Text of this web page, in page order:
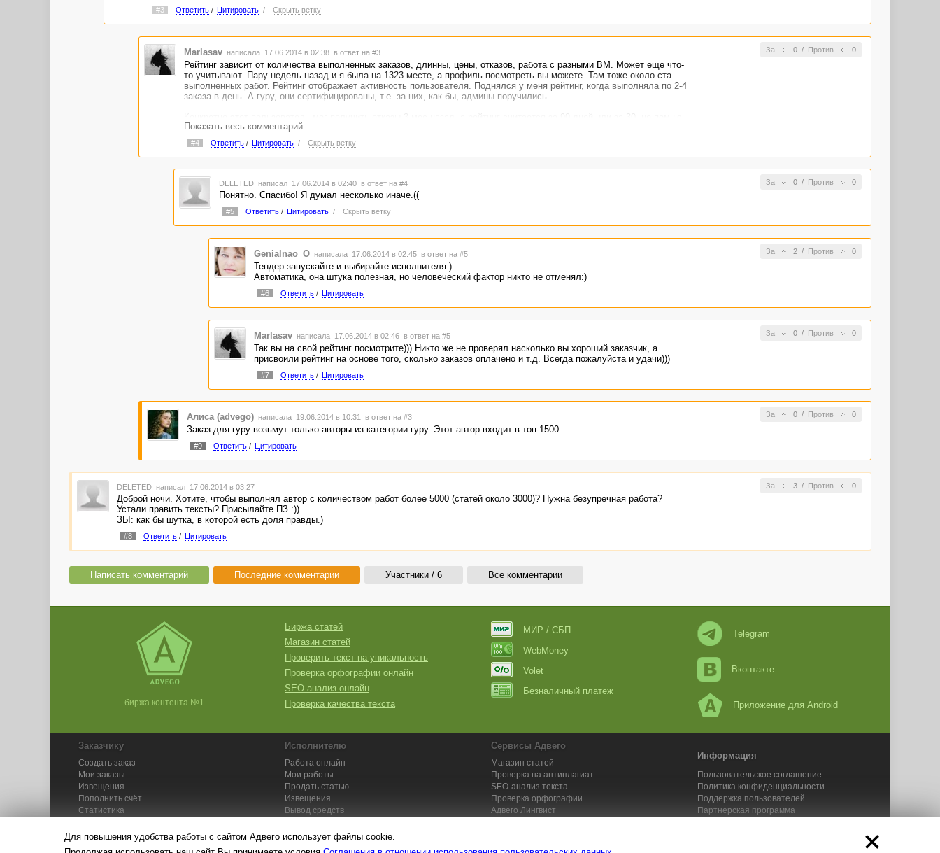
#3 Ответить/ Цитировать / Скрыть ветку
За 0/ Против 0
Marlasav написала 17.06.2014 в 02:38 в ответ на #3
Рейтинг зависит от количества выполненных заказов, длинны, цены, отказов, работа с разными ВМ. Может еще что-
то учитывают. Пару недель назад и я была на 1323 месте, а профиль посмотреть вы можете. Там тоже около ста
выполненных работ. Рейтинг отображает активность пользователя. Поднялся у меня рейтинг, когда выполняла по 2-4
заказа в день. А гуру, они сертифицированы, т.е. за них, как бы, админы поручились.
Показать весь комментарий
#4 Ответить/ Цитировать / Скрыть ветку
За 0/ Против 0
DELETED написал 17.06.2014 в 02:40 в ответ на #4
Понятно. Спасибо! Я думал несколько иначе.((
#5 Ответить/ Цитировать / Скрыть ветку
За 2/ Против 0
Genialnao_O написала 17.06.2014 в 02:45 в ответ на #5
Тендер запускайте и выбирайте исполнителя:)
Автоматика, она штука полезная, но человеческий фактор никто не отменял:)
#6 Ответить/ Цитировать
За 0/ Против 0
Marlasav написала 17.06.2014 в 02:46 в ответ на #5
Так вы на свой рейтинг посмотрите))) Никто же не проверял насколько вы хороший заказчик, а
присвоили рейтинг на основе того, сколько заказов оплачено и т.д. Всегда пожалуйста и удачи)))
#7 Ответить/ Цитировать
За 0/ Против 0
Алиса (advego) написала 19.06.2014 в 10:31 в ответ на #3
Заказ для гуру возьмут только авторы из категории гуру. Этот автор входит в топ-1500.
#9 Ответить/ Цитировать
За 3/ Против 0
DELETED написал 17.06.2014 в 03:27
Доброй ночи. Хотите, чтобы выполнял автор с количеством работ более 5000 (статей около 3000)? Нужна безупречная работа?
Устали править тексты? Присылайте ПЗ.:))
ЗЫ: как бы шутка, в которой есть доля правды.)
#8 Ответить/ Цитировать
Написать комментарий Последние комментарии Участники / 6 Все комментарии
биржа контента №1
Биржа статей
Магазин статей
Проверить текст на уникальность
Проверка орфографии онлайн
SEO анализ онлайн
Проверка качества текста
МИР / СБП
WebMoney
Volet
Безналичный платеж
Telegram
Вконтакте
Приложение для Android
Заказчику
Создать заказ
Мои заказы
Извещения
Пополнить счёт
Статистика
Исполнителю
Работа онлайн
Мои работы
Продать статью
Извещения
Вывод средств
Сервисы Адвего
Магазин статей
Проверка на антиплагиат
SEO-анализ текста
Проверка орфографии
Адвего Лингвист
Информация
Пользовательское соглашение
Политика конфиденциальности
Поддержка пользователей
Партнерская программа
Для повышения удобства работы с сайтом Адвего использует файлы cookie.